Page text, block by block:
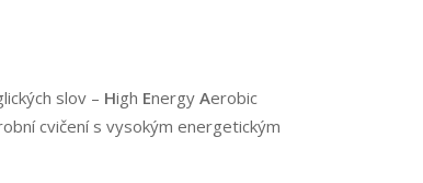
slov – High Energy Aerobic
cvičení s vysokým energetickým